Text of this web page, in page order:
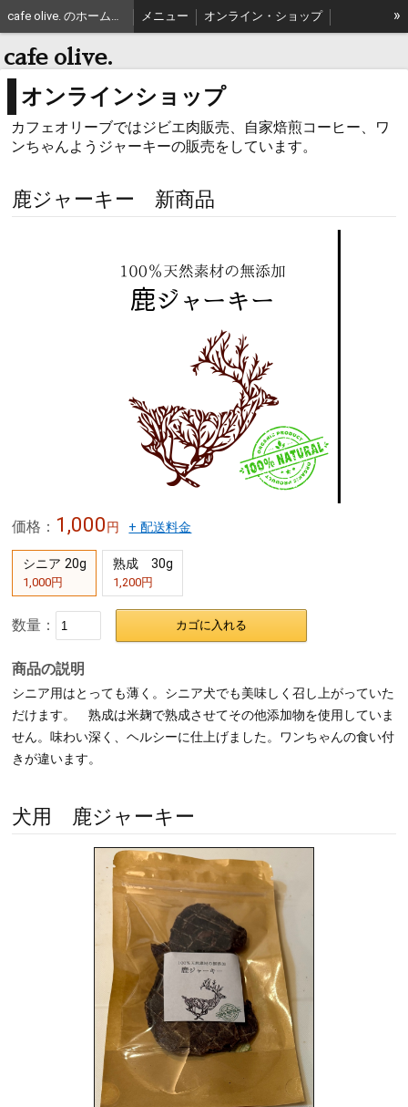
cafe olive. のホームページ メニュー オンライン・ショップ
特定商取引法表記
»
cafe olive.
オンラインショップ
カフェオリーブではジビエ肉販売、自家焙煎コーヒー、ワ
ンちゃんようジャーキーの販売をしています。
鹿ジャーキー 新商品
価格： 1,000円 + 配送料金
シニア 20g
1,000円
熟成 30g
1,200円
数量： カゴに入れる
商品の説明
シニア用はとっても薄く。シニア犬でも美味しく召し上がっていた
だけます。 熟成は米麹で熟成させてその他添加物を使用していま
せん。味わい深く、ヘルシーに仕上げました。ワンちゃんの食い付
きが違います。
犬用 鹿ジャーキー